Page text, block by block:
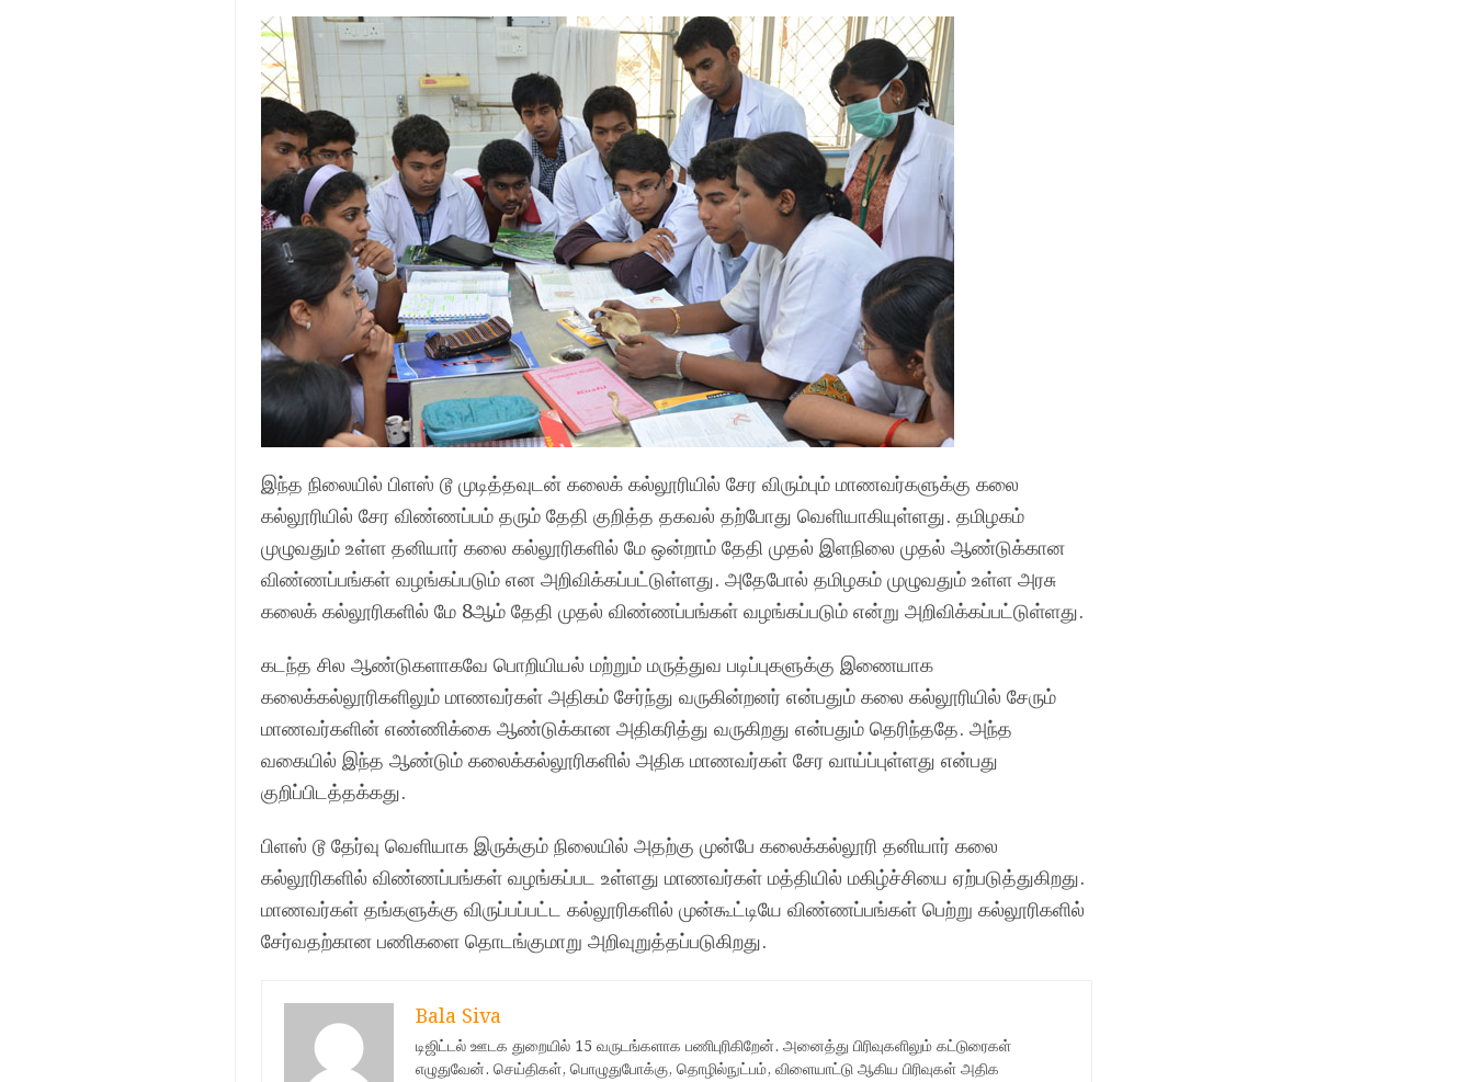
இந்த நிலையில் பிளஸ் டூ முடித்தவுடன் கலைக் கல்லூரியில் சேர விரும்பும் மாணவர்களுக்கு கலை
கல்லூரியில் சேர விண்ணப்பம் தரும் தேதி குறித்த தகவல் தற்போது வெளியாகியுள்ளது. தமிழகம்
முழுவதும் உள்ள தனியார் கலை கல்லூரிகளில் மே ஒன்றாம் தேதி முதல் இளநிலை முதல் ஆண்டுக்கான
விண்ணப்பங்கள் வழங்கப்படும் என அறிவிக்கப்பட்டுள்ளது. அதேபோல் தமிழகம் முழுவதும் உள்ள அரசு
கலைக் கல்லூரிகளில் மே 8ஆம் தேதி முதல் விண்ணப்பங்கள் வழங்கப்படும் என்று அறிவிக்கப்பட்டுள்ளது.
கடந்த சில ஆண்டுகளாகவே பொறியியல் மற்றும் மருத்துவ படிப்புகளுக்கு இணையாக
கலைக்கல்லூரிகளிலும் மாணவர்கள் அதிகம் சேர்ந்து வருகின்றனர் என்பதும் கலை கல்லூரியில் சேரும்
மாணவர்களின் எண்ணிக்கை ஆண்டுக்கான அதிகரித்து வருகிறது என்பதும் தெரிந்ததே. அந்த
வகையில் இந்த ஆண்டும் கலைக்கல்லூரிகளில் அதிக மாணவர்கள் சேர வாய்ப்புள்ளது என்பது
குறிப்பிடத்தக்கது.
பிளஸ் டூ தேர்வு வெளியாக இருக்கும் நிலையில் அதற்கு முன்பே கலைக்கல்லூரி தனியார் கலை
கல்லூரிகளில் விண்ணப்பங்கள் வழங்கப்பட உள்ளது மாணவர்கள் மத்தியில் மகிழ்ச்சியை ஏற்படுத்துகிறது.
மாணவர்கள் தங்களுக்கு விருப்பப்பட்ட கல்லூரிகளில் முன்கூட்டியே விண்ணப்பங்கள் பெற்று கல்லூரிகளில்
சேர்வதற்கான பணிகளை தொடங்குமாறு அறிவுறுத்தப்படுகிறது.
Bala Siva
டிஜிட்டல் ஊடக துறையில் 15 வருடங்களாக பணிபுரிகிறேன். அனைத்து பிரிவுகளிலும் கட்டுரைகள்
எழுதுவேன். செய்திகள், பொழுதுபோக்கு, தொழில்நுட்பம், விளையாட்டு ஆகிய பிரிவுகள் அதிக